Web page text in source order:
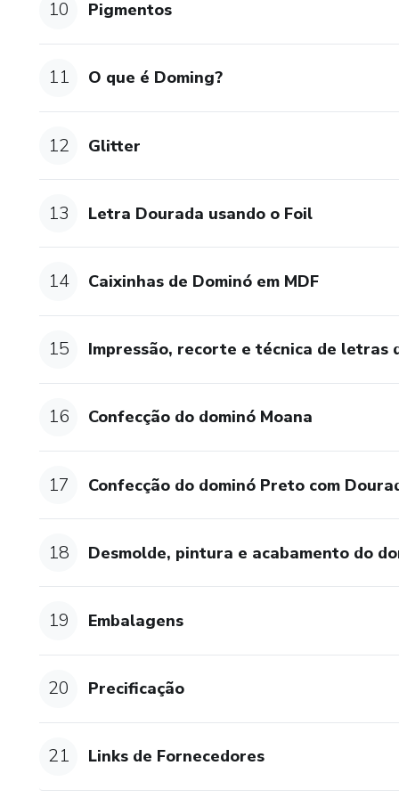
10 Pigmentos
11 O que é Doming?
12 Glitter
13 Letra Dourada usando o Foil
14 Caixinhas de Dominó em MDF
15 Impressão, recorte e técnica de letras
16 Confecção do dominó Moana
17 Confecção do dominó Preto com
18 Desmolde, pintura e acabamento do
19 Embalagens
20 Precificação
21 Links de Fornecedores